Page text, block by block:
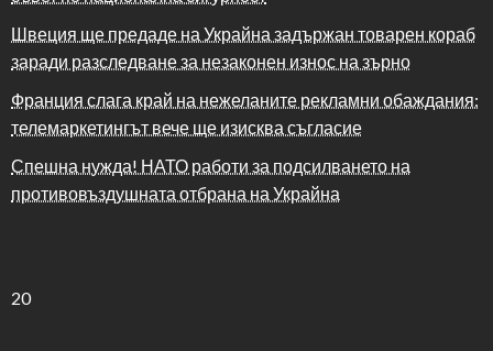
Швеция ще предаде на Украйна задържан товарен кораб
заради разследване за незаконен износ на зърно
Франция слага край на нежеланите рекламни обаждания:
телемаркетингът вече ще изисква съгласие
Спешна нужда! НАТО работи за подсилването на
противовъздушната отбрана на Украйна
20